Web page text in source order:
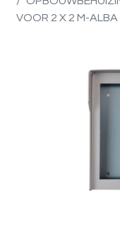
VOOR 2 X 2 M-